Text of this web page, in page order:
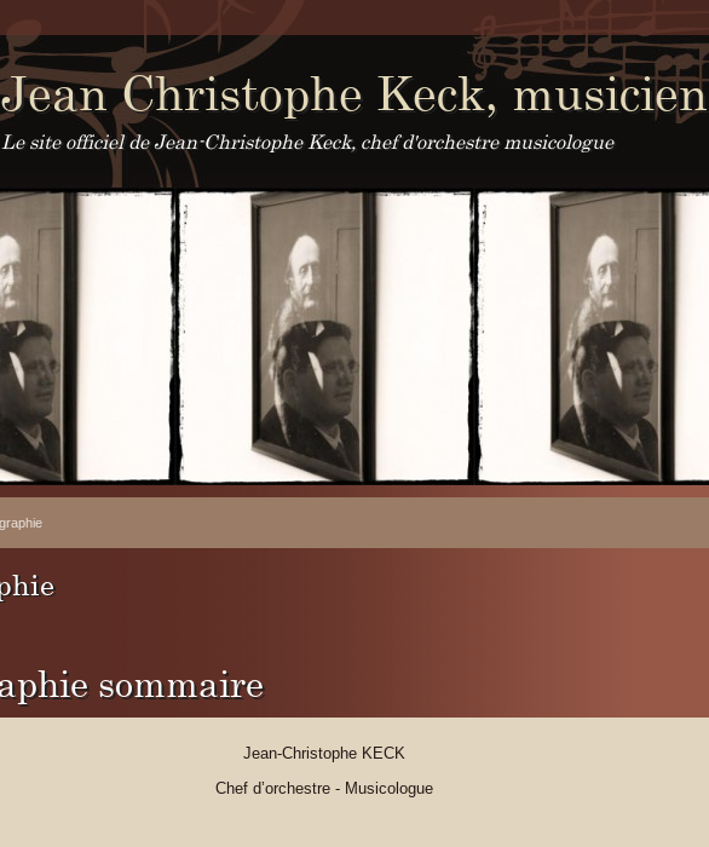
Jean Christophe Keck, musicien
Le site officiel de Jean-Christophe Keck, chef d'orchestre musicologue
sommaire
Jean-Christophe KECK
Chef d’orchestre - Musicologue